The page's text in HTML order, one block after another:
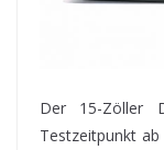
Der 15-Zöller
Testzeitpunkt